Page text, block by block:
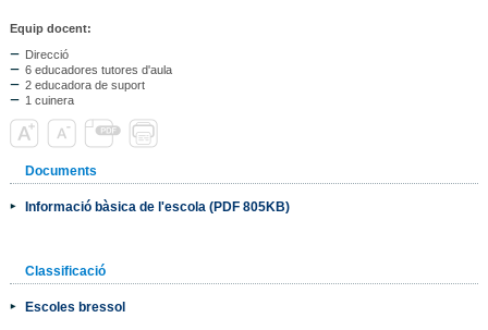
Equip docent:
Direcció
6 educadores tutores d'aula
2 educadora de suport
1 cuinera
Documents
Informació bàsica de l'escola (PDF 805KB)
Classificació
Escoles bressol